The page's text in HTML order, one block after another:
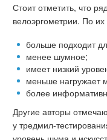
Стоит отметить, что
велоэргометрии. По
больше подходит
менее шумное;
имеет низкий
меньше нагружает
более
Другие авторы
у тредмил-